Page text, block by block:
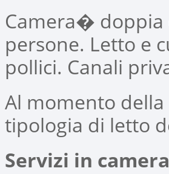
Camera� doppia
persone. Letto e
pollici. Canali
Al momento
tipologia di letto
Servizi in